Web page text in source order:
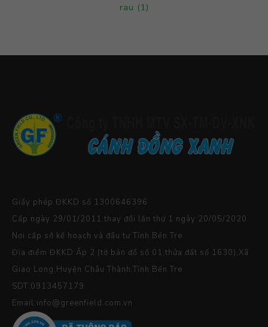
rau (1)
Giấy phép ĐKKD số 1300646396
Cấp ngày 29/01/2011.thay đổi lần thứ 1:ngày 20/05/2020
Nơi cấp sở kế hoạch và đầu tư Tỉnh Bến Tre
Địa điểm ĐKKD:Ấp 2,(tờ bản đồ số 01,thửa đất số 1630),Xã
Giao Long,Huyện Châu Thành,Tỉnh Bến Tre
SDT:0913457179
Email:info@greenfield.com.vn